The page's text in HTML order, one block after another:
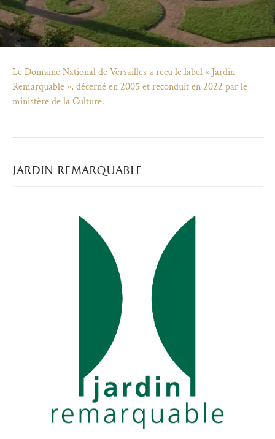
fenêtre modale)
de l'application (ouverture dans un nouvel onglet)
Le Domaine National de Versailles a reçu le label « Jardin
Remarquable », décerné en 2005 et reconduit en 2022 par le
ministère de la Culture.
jardin remarquable